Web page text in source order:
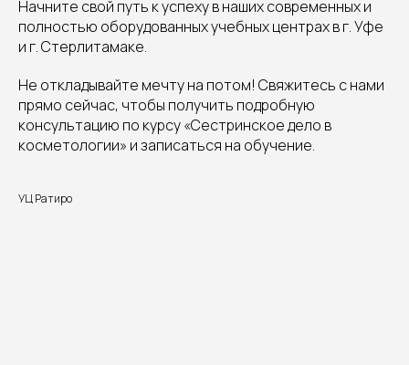
Начните свой путь к успеху в наших современных и
полностью оборудованных учебных центрах в г. Уфе
и г. Стерлитамаке.
Не откладывайте мечту на потом! Свяжитесь с нами
прямо сейчас, чтобы получить подробную
консультацию по курсу «Сестринское дело в
косметологии» и записаться на обучение.
УЦ Ратиро